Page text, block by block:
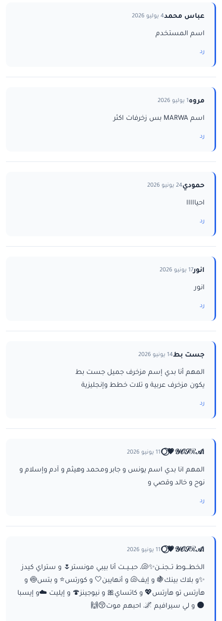
عباس محمد4 يوليو 2026
اسم المستخدم
رد
مروه1 يوليو 2026
اسم MARWA بس زخرفات اكثر
رد
حمودي24 يونيو 2026
احيااااا
رد
انور17 يونيو 2026
انور
رد
جست بط14 يونيو 2026
المهم أنا بدي إسم مزخرف جميل جست بط
يكون مزخرف عربية و تلات خطط وإنجليزية
رد
ا𝒴𝒪𝒮ℛ𝒜💗⃝🌕 11 يونيو 2026
المهم انا بدي اسم يونس و جابر ومحمد وهيثم و آدم وإسلام و
نوح و خالد وقصي و
رد
ا𝒴𝒪𝒮ℛ𝒜💗⃝🌕 11 يونيو 2026
الخطـــوط تــجنــن✨🐚، حبــيــت أنا بيبي مونستر🌷 و ستراي كيدز
✨و بلاك بينك🍇 و إيف🐚 و أنهايبن🤍 و كورتس⭐ و بتس🍥 و
هآرتس تو هآرتس💖 و كاتساي🎀 و نيوجينز🍄 و إيليت ☁️و إيسبا
🌑 و لي سيرافيم 🌌، احبهم موت😚🙌